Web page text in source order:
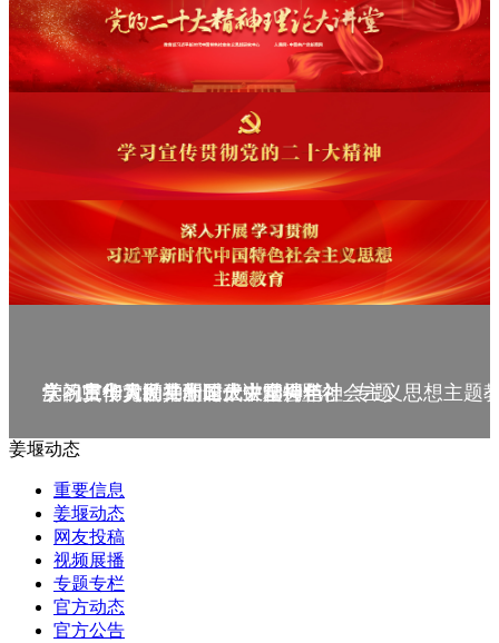
庆祝中华人民共和国成立75周年
学习贯彻党的二十届三中全会精神_专题
党的二十大精神理论大讲堂--理论
学习宣传贯彻党的二十大精神
学习贯彻习近平新时代中国特色社会主义思想主题
姜堰动态
重要信息
姜堰动态
网友投稿
视频展播
专题专栏
官方动态
官方公告